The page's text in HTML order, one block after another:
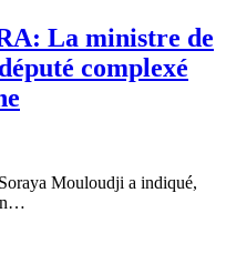
La ministre de
complexé
Mouloudji a indiqué,